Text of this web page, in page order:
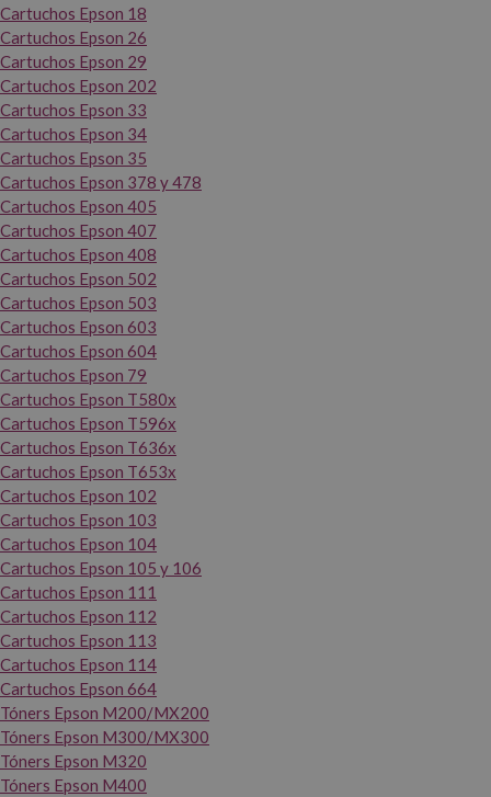
Cartuchos Epson 18
Cartuchos Epson 26
Cartuchos Epson 29
Cartuchos Epson 202
Cartuchos Epson 33
Cartuchos Epson 34
Cartuchos Epson 35
Cartuchos Epson 378 y 478
Cartuchos Epson 405
Cartuchos Epson 407
Cartuchos Epson 408
Cartuchos Epson 502
Cartuchos Epson 503
Cartuchos Epson 603
Cartuchos Epson 604
Cartuchos Epson 79
Cartuchos Epson T580x
Cartuchos Epson T596x
Cartuchos Epson T636x
Cartuchos Epson T653x
Cartuchos Epson 102
Cartuchos Epson 103
Cartuchos Epson 104
Cartuchos Epson 105 y 106
Cartuchos Epson 111
Cartuchos Epson 112
Cartuchos Epson 113
Cartuchos Epson 114
Cartuchos Epson 664
Tóners Epson M200/MX200
Tóners Epson M300/MX300
Tóners Epson M320
Tóners Epson M400